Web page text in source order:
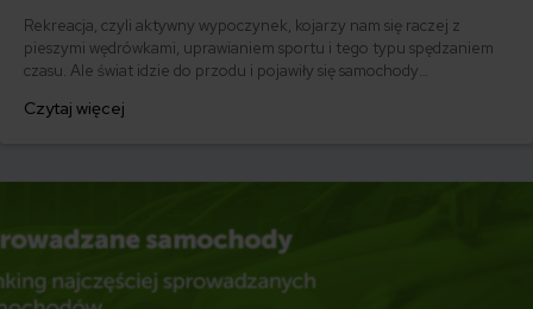
Rekreacja, czyli aktywny wypoczynek, kojarzy nam się raczej z
pieszymi wędrówkami, uprawianiem sportu i tego typu spędzaniem
czasu. Ale świat idzie do przodu i pojawiły się samochody
aktywnie spędzić czas, czyli dowiozą nas w atrakcyjne turystycznie
Czytaj więcej